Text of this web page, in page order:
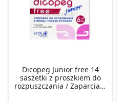
Dicopeg Junior free 14
saszetki z proszkiem do
rozpuszczania / Zaparcia u